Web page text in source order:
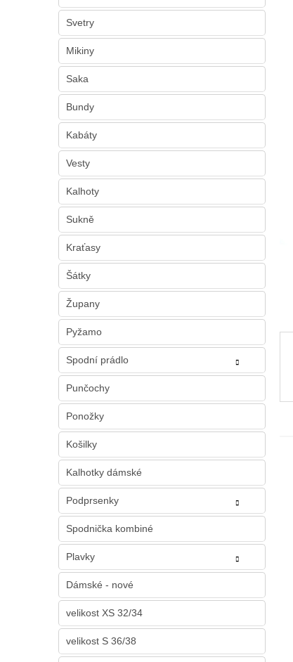
n
l
Svetry
Mikiny
Saka
Bundy
Kabáty
Vesty
Kalhoty
Sukně
Kraťasy
Šátky
Župany
Pyžamo
Spodní prádlo
Punčochy
Ponožky
Košilky
Kalhotky dámské
Podprsenky
Spodnička kombiné
Plavky
Dámské - nové
velikost XS 32/34
velikost S 36/38